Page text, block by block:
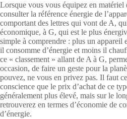
Lorsque vous vous équipez en
consulter la référence énergie de
comportant des lettres qui vont de A,
économique, à G, qui est le plus
simple à comprendre : plus un appareil
il consomme d’énergie et moins il
ce « classement » allant de A à G,
occasion, de faire un geste pour la
pouvez, ne vous en privez pas. Il faut
conscience que le prix d’achat de ce
généralement plus élevé, mais sur le
retrouverez en termes d’économie de
d’énergie.